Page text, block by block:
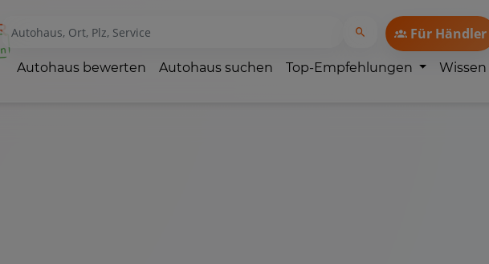
Für Händler
Autohaus bewerten Autohaus suchen Top-Empfehlungen Wissen